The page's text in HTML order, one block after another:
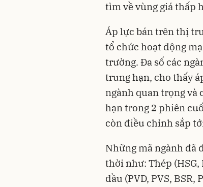
tìm về vùng giá thấp
Áp lực bán trên thị
tổ chức hoạt động
trường. Đa số các
trung hạn, cho thấy
ngành quan trọng và
hạn trong 2 phiên
còn điều chỉnh sắp
Những mã ngành đã
thời như: Thép (HSG,
dầu (PVD, PVS, BSR,